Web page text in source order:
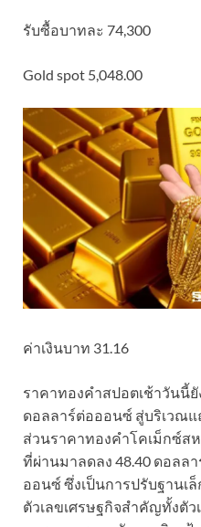
รับซื้อบาทละ 74,300
Gold spot 5,048.00
ค่าเงินบาท 31.16
ราคาทองคำสปอตเช้าวันนี้ยั
ดอลลาร์ต่อออนซ์ สู่บริเวณแ
ส่วนราคาทองคำโคเม็กซ์ส
ที่ผ่านมาลดลง 48.40 ดอลล
ออนซ์ ซึ่งเป็นการปรับฐานเ
ตัวเลขเศรษฐกิจสำคัญทั้งตั